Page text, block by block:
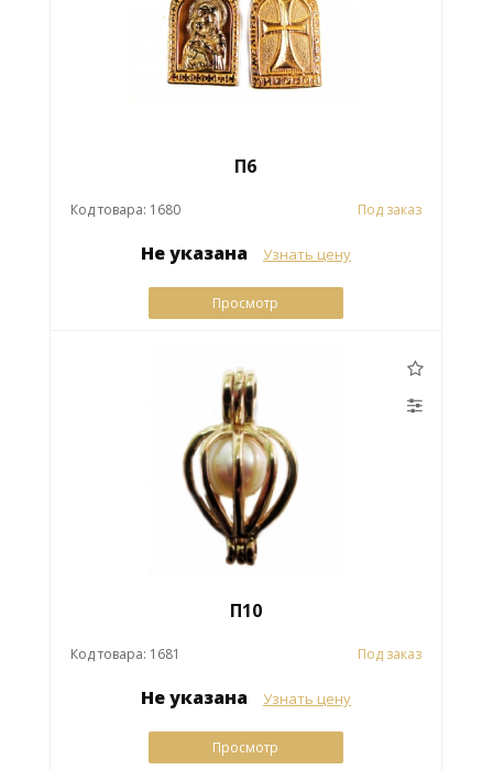
П6
Код товара: 1680 Под заказ
Не указана Узнать цену
Просмотр
П10
Код товара: 1681 Под заказ
Не указана Узнать цену
Просмотр